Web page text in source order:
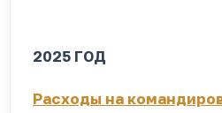
2025 ГОД
Расходы на